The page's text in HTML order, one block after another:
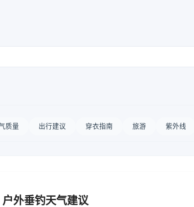
质量 出行建议 穿衣指南 旅游 紫外线
外垂钓天气建议